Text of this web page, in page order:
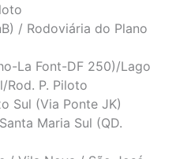
/ Rodoviária do Plano
La Font-DF 250)/Lago
Rod. P. Piloto
Sul (Via Ponte JK)
Maria Sul (QD.